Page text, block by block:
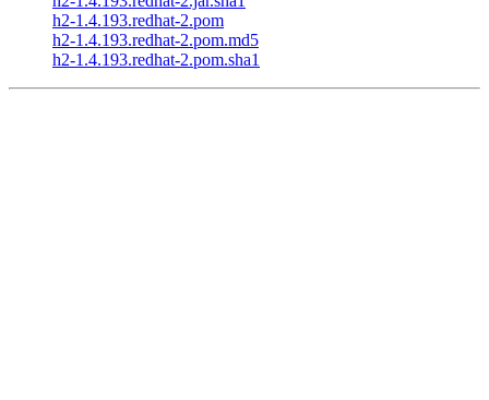
h2-1.4.193.redhat-2.pom
h2-1.4.193.redhat-2.pom.md5
h2-1.4.193.redhat-2.pom.sha1